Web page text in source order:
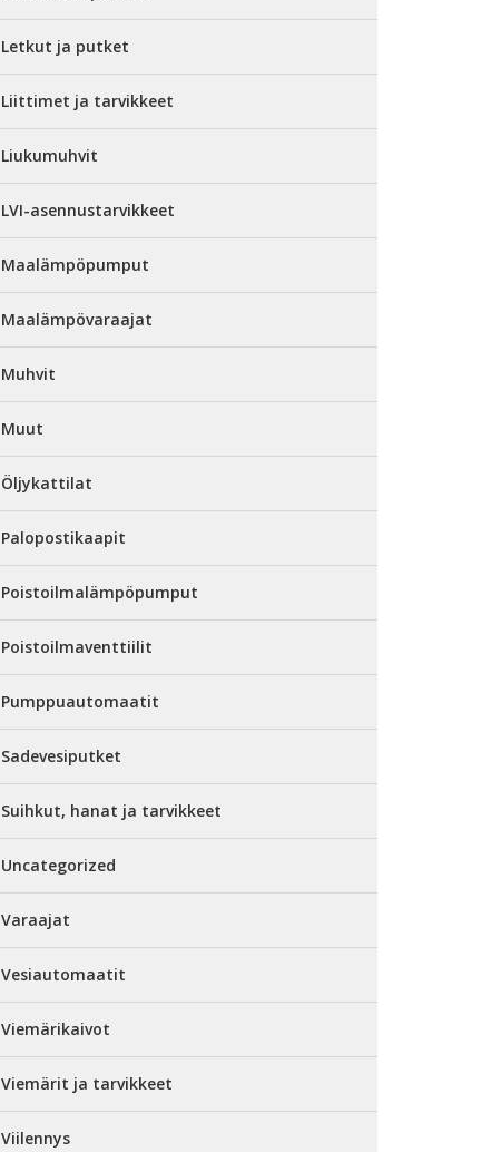
Letkut ja putket
Liittimet ja tarvikkeet
Liukumuhvit
LVI-asennustarvikkeet
Maalämpöpumput
Maalämpövaraajat
Muhvit
Muut
Öljykattilat
Palopostikaapit
Poistoilmalämpöpumput
Poistoilmaventtiilit
Pumppuautomaatit
Sadevesiputket
Suihkut, hanat ja tarvikkeet
Uncategorized
Varaajat
Vesiautomaatit
Viemärikaivot
Viemärit ja tarvikkeet
Viilennys